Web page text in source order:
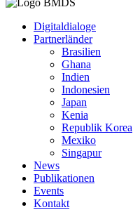
Digitaldialoge
Partnerländer
Brasilien
Ghana
Indien
Indonesien
Japan
Kenia
Republik Korea
Mexiko
Singapur
News
Publikationen
Events
Kontakt